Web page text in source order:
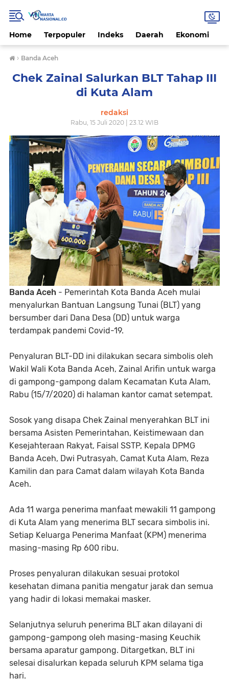
Home Terpopuler Indeks Daerah Ekonomi
› Banda Aceh
Chek Zainal Salurkan BLT Tahap III
di Kuta Alam
redaksi
Rabu, 15 Juli 2020 | 23.12 WIB
Banda Aceh - Pemerintah Kota Banda Aceh mulai
menyalurkan Bantuan Langsung Tunai (BLT) yang
bersumber dari Dana Desa (DD) untuk warga
terdampak pandemi Covid-19.
Penyaluran BLT-DD ini dilakukan secara simbolis oleh
Wakil Wali Kota Banda Aceh, Zainal Arifin untuk warga
di gampong-gampong dalam Kecamatan Kuta Alam,
Rabu (15/7/2020) di halaman kantor camat setempat.
Sosok yang disapa Chek Zainal menyerahkan BLT ini
bersama Asisten Pemerintahan, Keistimewaan dan
Kesejahteraan Rakyat, Faisal SSTP, Kepala DPMG
Banda Aceh, Dwi Putrasyah, Camat Kuta Alam, Reza
Kamilin dan para Camat dalam wilayah Kota Banda
Aceh.
Ada 11 warga penerima manfaat mewakili 11 gampong
di Kuta Alam yang menerima BLT secara simbolis ini.
Setiap Keluarga Penerima Manfaat (KPM) menerima
masing-masing Rp 600 ribu.
Proses penyaluran dilakukan sesuai protokol
kesehatan dimana panitia mengatur jarak dan semua
yang hadir di lokasi memakai masker.
Selanjutnya seluruh penerima BLT akan dilayani di
gampong-gampong oleh masing-masing Keuchik
bersama aparatur gampong. Ditargetkan, BLT ini
selesai disalurkan kepada seluruh KPM selama tiga
hari.